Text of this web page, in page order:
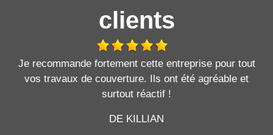
clients
Je recommande fortement cette entreprise pour tout
vos travaux de couverture. Ils ont été agréable et
surtout réactif !
DE KILLIAN